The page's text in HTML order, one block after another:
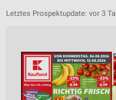
Letztes Prospektupdate: vor 3